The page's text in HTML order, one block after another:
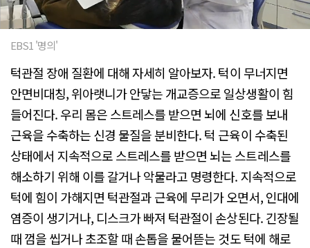
EBS1 '명의'
턱관절 장애 질환에 대해 자세히 알아보자. 턱이 무너지면
안면비대칭, 위아랫니가 안닿는 개교증으로 일상생활이 힘
들어진다. 우리 몸은 스트레스를 받으면 뇌에 신호를 보내
근육을 수축하는 신경 물질을 분비한다. 턱 근육이 수축된
상태에서 지속적으로 스트레스를 받으면 뇌는 스트레스를
해소하기 위해 이를 갈거나 악물라고 명령한다. 지속적으로
턱에 힘이 가해지면 턱관절과 근육에 무리가 오면서, 인대에
염증이 생기거나, 디스크가 빠져 턱관절이 손상된다. 긴장될
때 껌을 씹거나 초조할 때 손톱을 물어뜯는 것도 턱에 해로